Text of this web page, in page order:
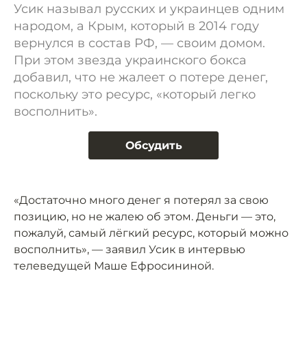
Усик называл русских и украинцев одним
народом, а Крым, который в 2014 году
вернулся в состав РФ, — своим домом.
При этом звезда украинского бокса
добавил, что не жалеет о потере денег,
поскольку это ресурс, «который легко
восполнить».
Обсудить
«Достаточно много денег я потерял за свою
позицию, но не жалею об этом. Деньги — это,
пожалуй, самый лёгкий ресурс, который можно
восполнить», — заявил Усик в интервью
телеведущей Маше Ефросининой.